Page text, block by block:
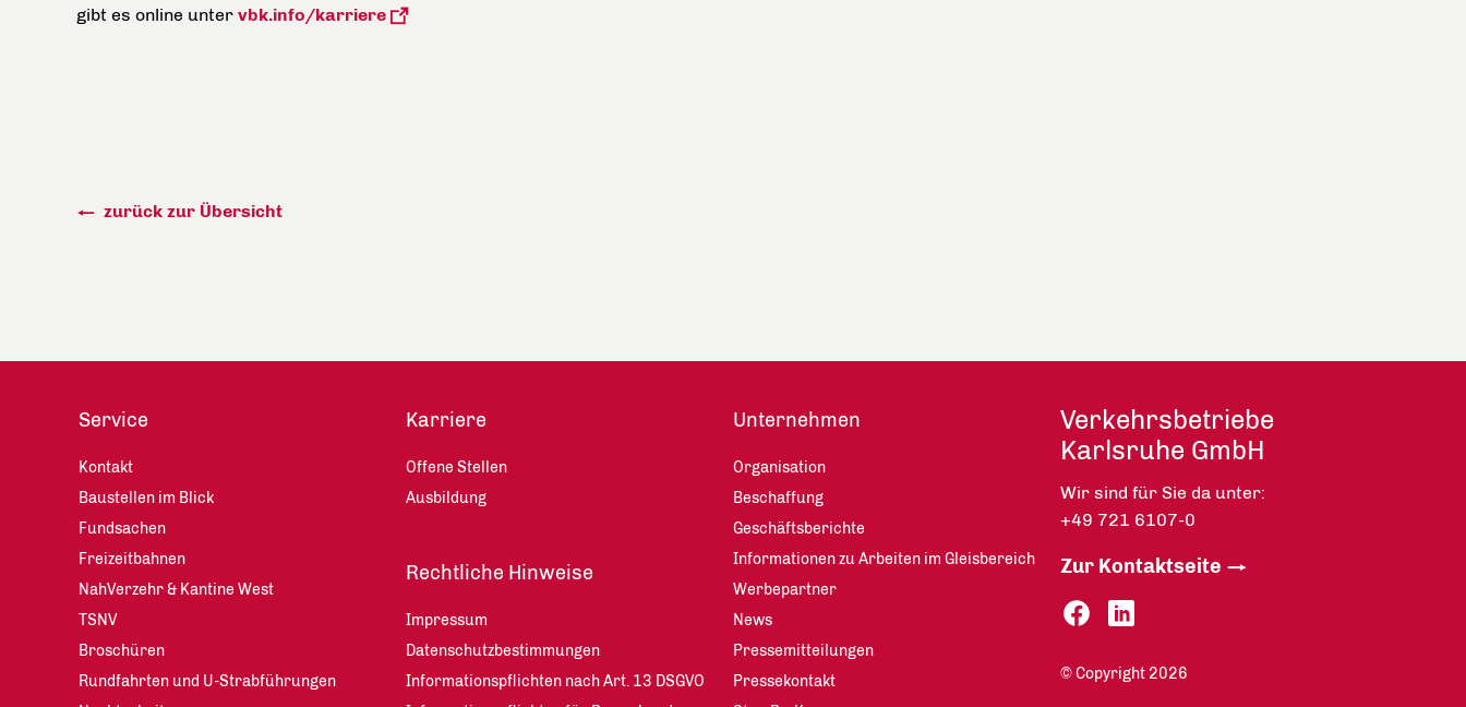
gibt es online unter vbk.info/karriere
zurück zur Übersicht
Service
Kontakt
Baustellen im Blick
Fundsachen
Freizeitbahnen
NahVerzehr & Kantine West
TSNV
Broschüren
Rundfahrten und U-Strabführungen
Karriere
Offene Stellen
Ausbildung
Rechtliche Hinweise
Impressum
Datenschutzbestimmungen
Informationspflichten nach Art. 13 DSGVO
Unternehmen
Organisation
Beschaffung
Geschäftsberichte
Informationen zu Arbeiten im Gleisbereich
Werbepartner
News
Pressemitteilungen
Pressekontakt
Verkehrsbetriebe
Karlsruhe GmbH
Wir sind für Sie da unter:
+49 721 6107-0
Zur Kontaktseite
© Copyright 2026